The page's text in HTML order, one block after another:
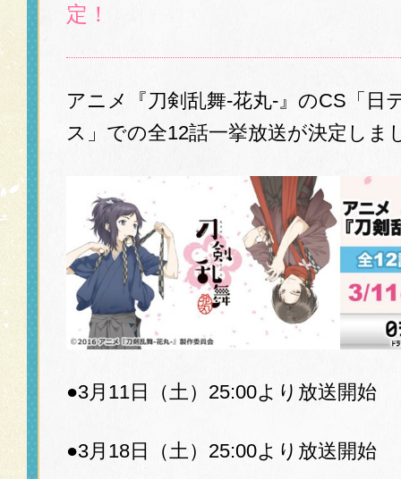
定！
アニメ『刀剣乱舞-花丸-』のCS「日
ス」での全12話一挙放送が決定しま
●3月11日（土）25:00より放送開始
●3月18日（土）25:00より放送開始